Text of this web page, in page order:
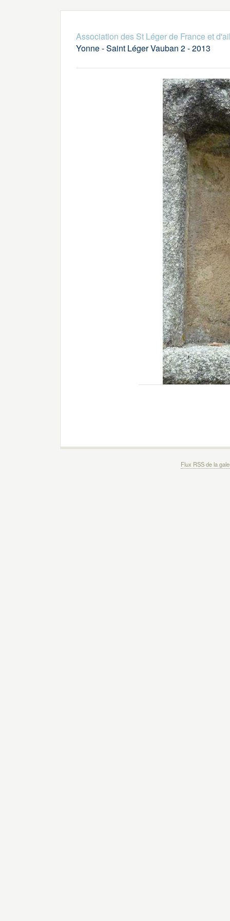
Association des St Léger de France et
Yonne - Saint Léger Vauban 2 - 2013
Flux RSS de la